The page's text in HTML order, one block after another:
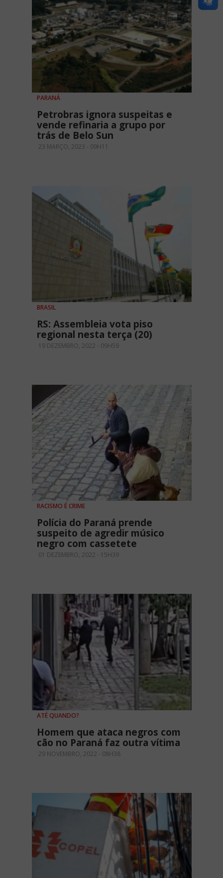
PARANÁ
Petrobras ignora suspeitas e
vende refinaria a grupo por
trás de Belo Sun
23 MARÇO, 2023 - 09H11
BRASIL
RS: Assembleia vota piso
regional nesta terça (20)
19 DEZEMBRO, 2022 - 09H59
RACISMO É CRIME
Polícia do Paraná prende
suspeito de agredir músico
negro com cassetete
01 DEZEMBRO, 2022 - 15H39
ATÉ QUANDO?
Homem que ataca negros com
cão no Paraná faz outra vítima
29 NOVEMBRO, 2022 - 08H38